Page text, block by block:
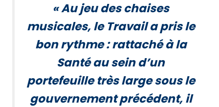
« Au jeu des chaises
musicales, le Travail a pris le
bon rythme : rattaché à la
Santé au sein d’un
portefeuille très large sous le
gouvernement précédent, il